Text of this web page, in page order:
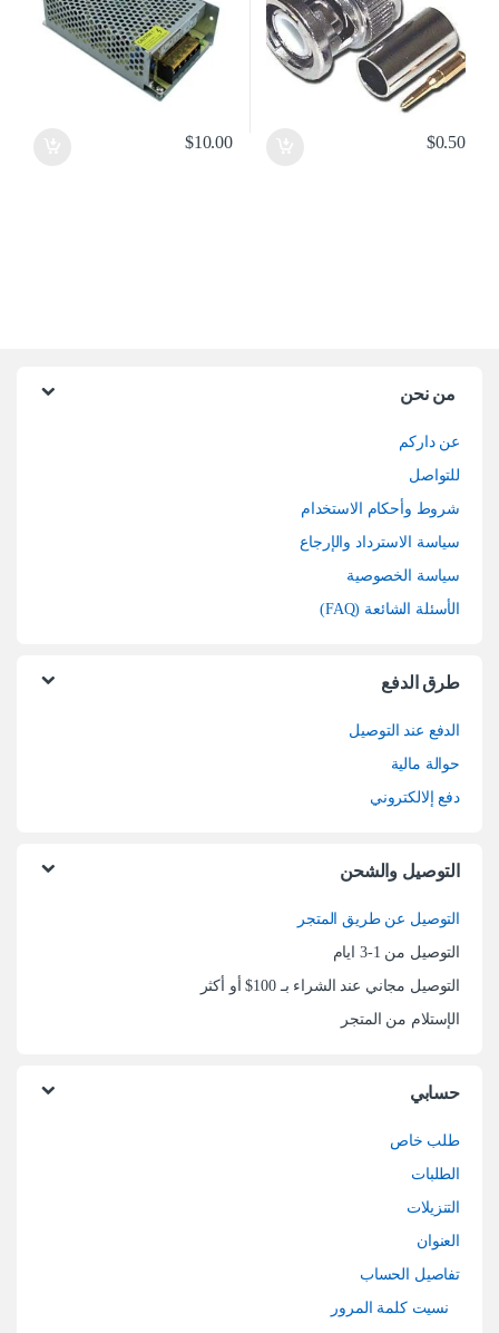
$0.50
$10.00
من نحن
عن داركم
للتواصل
شروط وأحكام الاستخدام
سياسة الاسترداد والإرجاع
سياسة الخصوصية
الأسئلة الشائعة (FAQ)
طرق الدفع
الدفع عند التوصيل
حوالة مالية
دفع إلالكتروني
التوصيل والشحن
التوصيل عن طريق المتجر
التوصيل من 1-3 ايام
التوصيل مجاني عند الشراء بـ 100$ أو أكثر
الإستلام من المتجر
حسابي
طلب خاص
الطلبات
التنزيلات
العنوان
تفاصيل الحساب
نسيت كلمة المرور